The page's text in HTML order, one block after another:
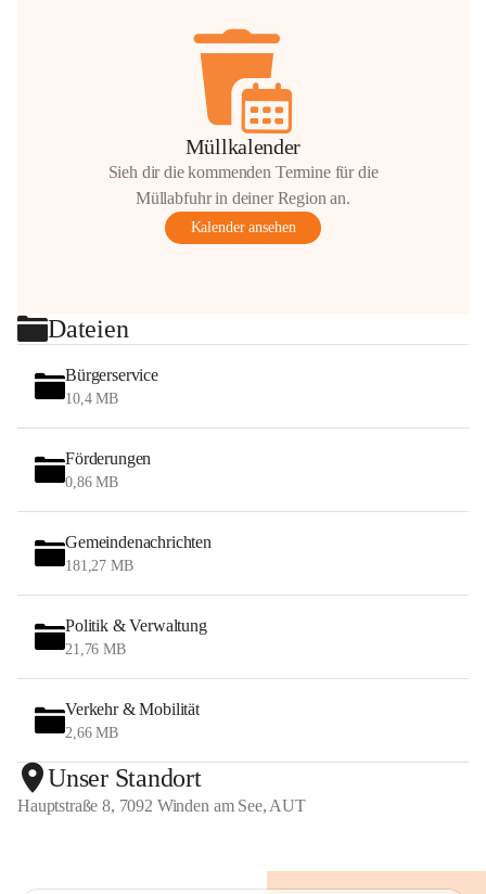
Müllkalender
Sieh dir die kommenden Termine für die
Müllabfuhr in deiner Region an.
Kalender ansehen
Dateien
Bürgerservice
10,4 MB
Förderungen
0,86 MB
Gemeindenachrichten
181,27 MB
Politik & Verwaltung
21,76 MB
Verkehr & Mobilität
2,66 MB
Unser Standort
Hauptstraße 8, 7092 Winden am See, AUT